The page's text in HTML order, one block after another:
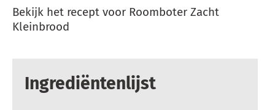
Bekijk het recept voor Roomboter Zacht
Kleinbrood
Ingrediëntenlijst